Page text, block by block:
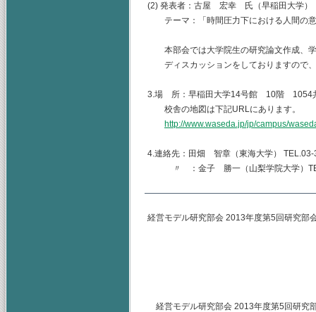
(2) 発表者：古屋 宏幸 氏（早稲田大学）
テーマ：「時間圧力下における人間の
本部会では大学院生の研究論文作成、学
ディスカッションをしておりますので、
3.場 所：早稲田大学14号館 10階 1054
校舎の地図は下記URLにあります。
http://www.waseda.jp/jp/campus/
4.連絡先：田畑 智章（東海大学）
〃 ：金子 勝一（山梨学院大学）
経営モデル研究部会 2013年度第5回研究部
経営モデル研究部会 2013年度第5回研究